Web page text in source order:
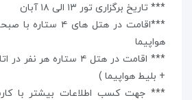
*** تاریخ برگزاری تور ۱۳ الی ۱۸ آبان
هواپیما
+ بلیط هواپیما )
*** جهت کسب اطلاعات بیشتر با